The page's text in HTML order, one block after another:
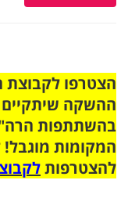
ההשקה
בהשתתפות
המקומות
להצטרפות